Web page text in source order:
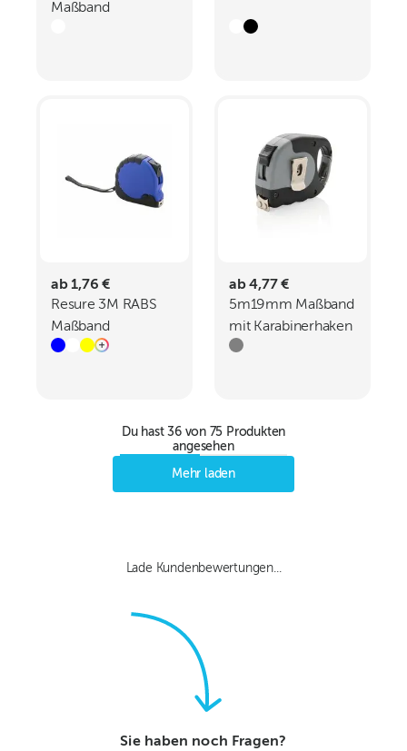
Maßband
ab 1,76 €
Resure 3M RABS
Maßband
ab 4,77 €
5m19mm Maßband
mit Karabinerhaken
Du hast36von 75 Produkten
angesehen
Mehr laden
Lade Kundenbewertungen...
Sie haben noch Fragen?